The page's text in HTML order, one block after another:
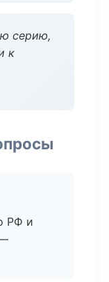
серию,
к
РФ и